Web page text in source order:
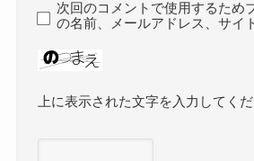
次回のコメントで使用するため
の名前、メールアドレス、サイ
上に表示された文字を入力してくだ